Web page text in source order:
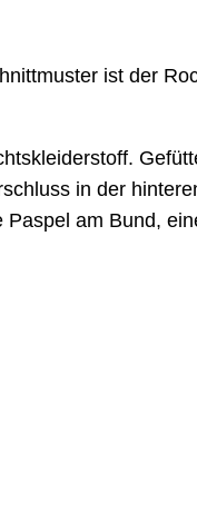
ist der
in der
am Bund,